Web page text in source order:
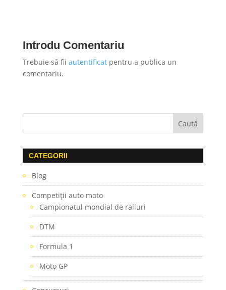
Introdu Comentariu
Trebuie să fii autentificatpentru a publica un
comentariu.
CATEGORII
Blog
Competiţii auto moto
Campionatul mondial de raliuri
DTM
Formula 1
Moto GP